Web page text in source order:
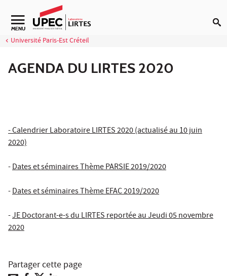
Aller au contenu
Navigation secondaire
MENU
Université Paris-Est Créteil
AGENDA DU LIRTES 2020
- Calendrier Laboratoire LIRTES 2020 (actualisé au 10 juin
2020)
-Dates et séminaires Thème PARSIE 2019/2020
-Dates et séminaires Thème EFAC 2019/2020
-JE Doctorant-e-s du LIRTES reportée au Jeudi 05 novembre
2020
Partager cette page